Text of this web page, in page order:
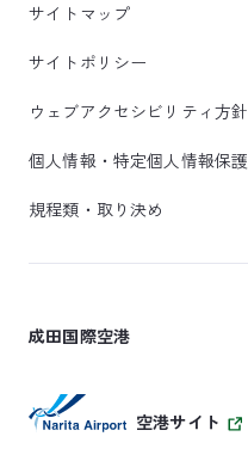
サイトマップ
サイトポリシー
ウェブアクセシビリティ方針
個人情報・特定個人情報保護
規程類・取り決め
成田国際空港
空港サイト